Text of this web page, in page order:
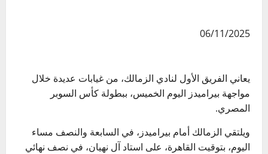
06/11/2025
يعاني الفريق الأول لنادي الزمالك، من غيابات عديدة خلال
مواجهة بيراميدز اليوم الخميس، ببطولة كأس السوبر
المصري.
ويلتقي الزمالك أمام بيراميدز، في السابعة والنصف مساء
اليوم، بتوقيت القاهرة، على استاد آل نهيان، في نصف نهائي